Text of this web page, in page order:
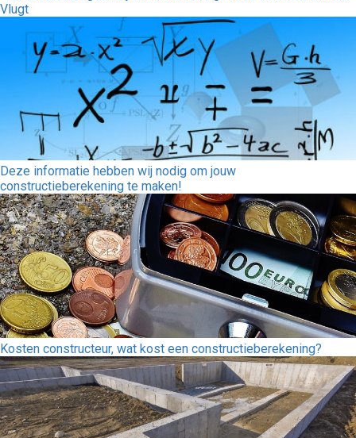
Vlugt
Deze informatie hebben wij nodig om jouw
constructieberekening te maken!
Kosten constructeur, wat kost een constructieberekening?